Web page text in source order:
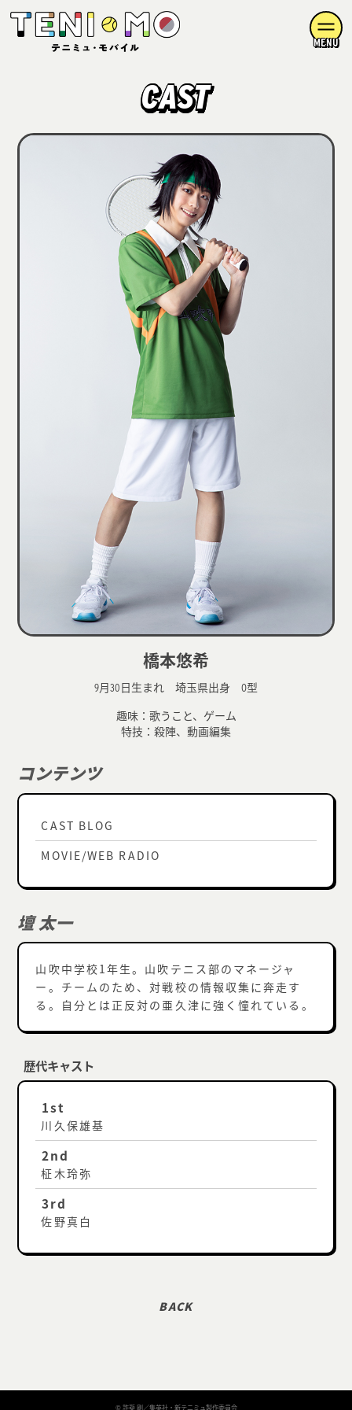
MENU
CAST
橋本悠希
9月30日生まれ 埼玉県出身 O型
趣味：歌うこと、ゲーム
特技：殺陣、動画編集
コンテンツ
CAST BLOG
MOVIE/WEB RADIO
壇 太一
山吹中学校1年生。山吹テニス部のマネージャ
ー。チームのため、対戦校の情報収集に奔走す
る。自分とは正反対の亜久津に強く憧れている。
歴代キャスト
1st
川久保雄基
2nd
柾木玲弥
3rd
佐野真白
© 許斐 剛／集英社・新テニミュ製作委員会